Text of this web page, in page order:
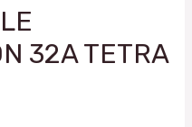
32A TETRA